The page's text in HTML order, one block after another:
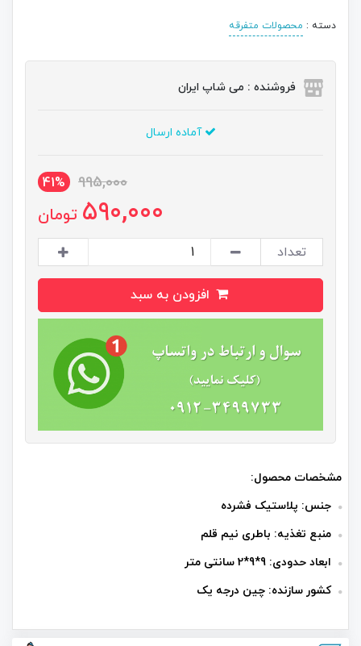
دسته : محصولات متفرقه
فروشنده : می شاپ ایران
آماده ارسال
995,000
41%
590,000 تومان
تعداد
مشخصات محصول:
جنس: پلاستیک فشرده
منبع تغذیه: باطری نیم قلم
ابعاد حدودی: 9*9*2 سانتی متر
کشور سازنده: چین درجه یک